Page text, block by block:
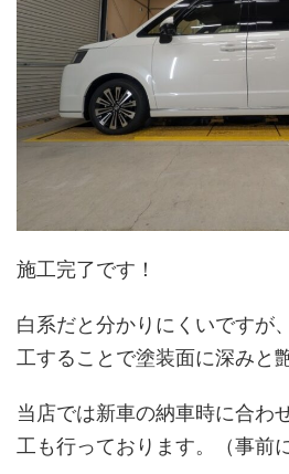
施工完了です！
白系だと分かりにくいですが
工することで塗装面に深みと
当店では新車の納車時に合わ
工も行っております。（事前